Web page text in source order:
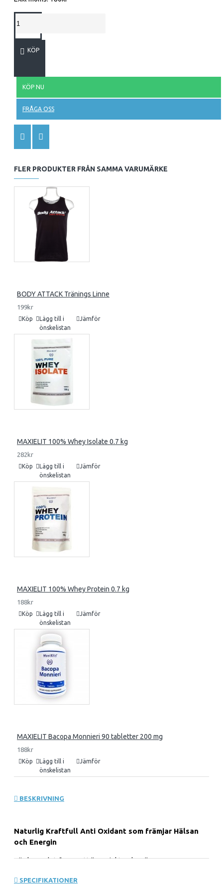
KÖP
KÖP NU
FRÅGA OSS
FLER PRODUKTER FRÅN SAMMA VARUMÄRKE
BODY ATTACK Tränings Linne
199kr
Köp
Lägg till i
önskelistan
Jämför
MAXIELIT 100% Whey Isolate 0.7 kg
282kr
Köp
Lägg till i
önskelistan
Jämför
MAXIELIT 100% Whey Protein 0.7 kg
188kr
Köp
Lägg till i
önskelistan
Jämför
MAXIELIT Bacopa Monnieri 90 tabletter 200 mg
188kr
Köp
Lägg till i
önskelistan
Jämför
BESKRIVNING
Naturlig Kraftfull Anti Oxidant som främjar Hälsan
och Energin
Tänk om det fanns ett "magiskt pulver" som renar
samma pulver kunde avgifta din kropp, öka din
SPECIFIKATIONER